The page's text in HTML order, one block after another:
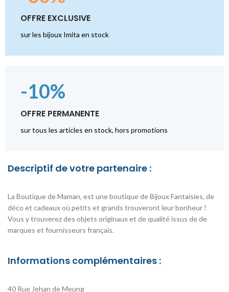
OFFRE EXCLUSIVE
sur les bijoux Imita en stock
-10%
OFFRE PERMANENTE
sur tous les articles en stock, hors promotions
Descriptif de votre partenaire :
La Boutique de Maman, est une boutique de Bijoux Fantaisies, de
déco et cadeaux où petits et grands trouveront leur bonheur !
Vous y trouverez des objets originaux et de qualité issus de de
marques et fournisseurs français.
Informations complémentaires :
40 Rue Jehan de Meung